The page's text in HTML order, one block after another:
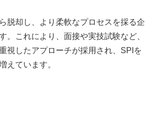
脱却し、より柔軟なプロセスを採る企
。これにより、面接や実技試験など、
視したアプローチが採用され、SPIを
えています。